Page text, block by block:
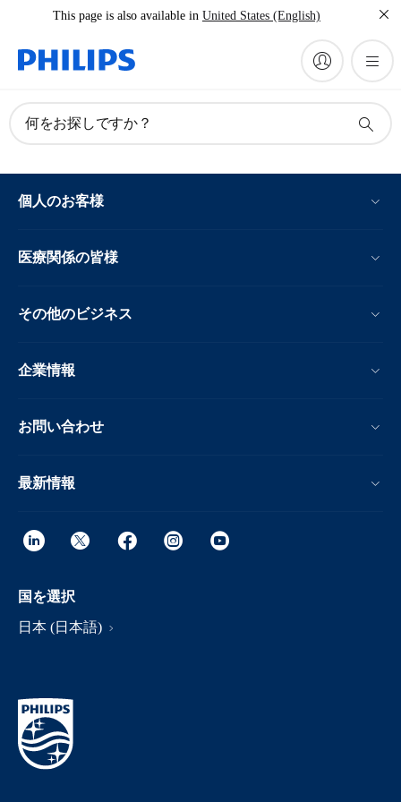
This page is also available in United States (English)
何をお探しですか？
個人のお客様
医療関係の皆様
その他のビジネス
企業情報
お問い合わせ
最新情報
国を選択
日本 (日本語)